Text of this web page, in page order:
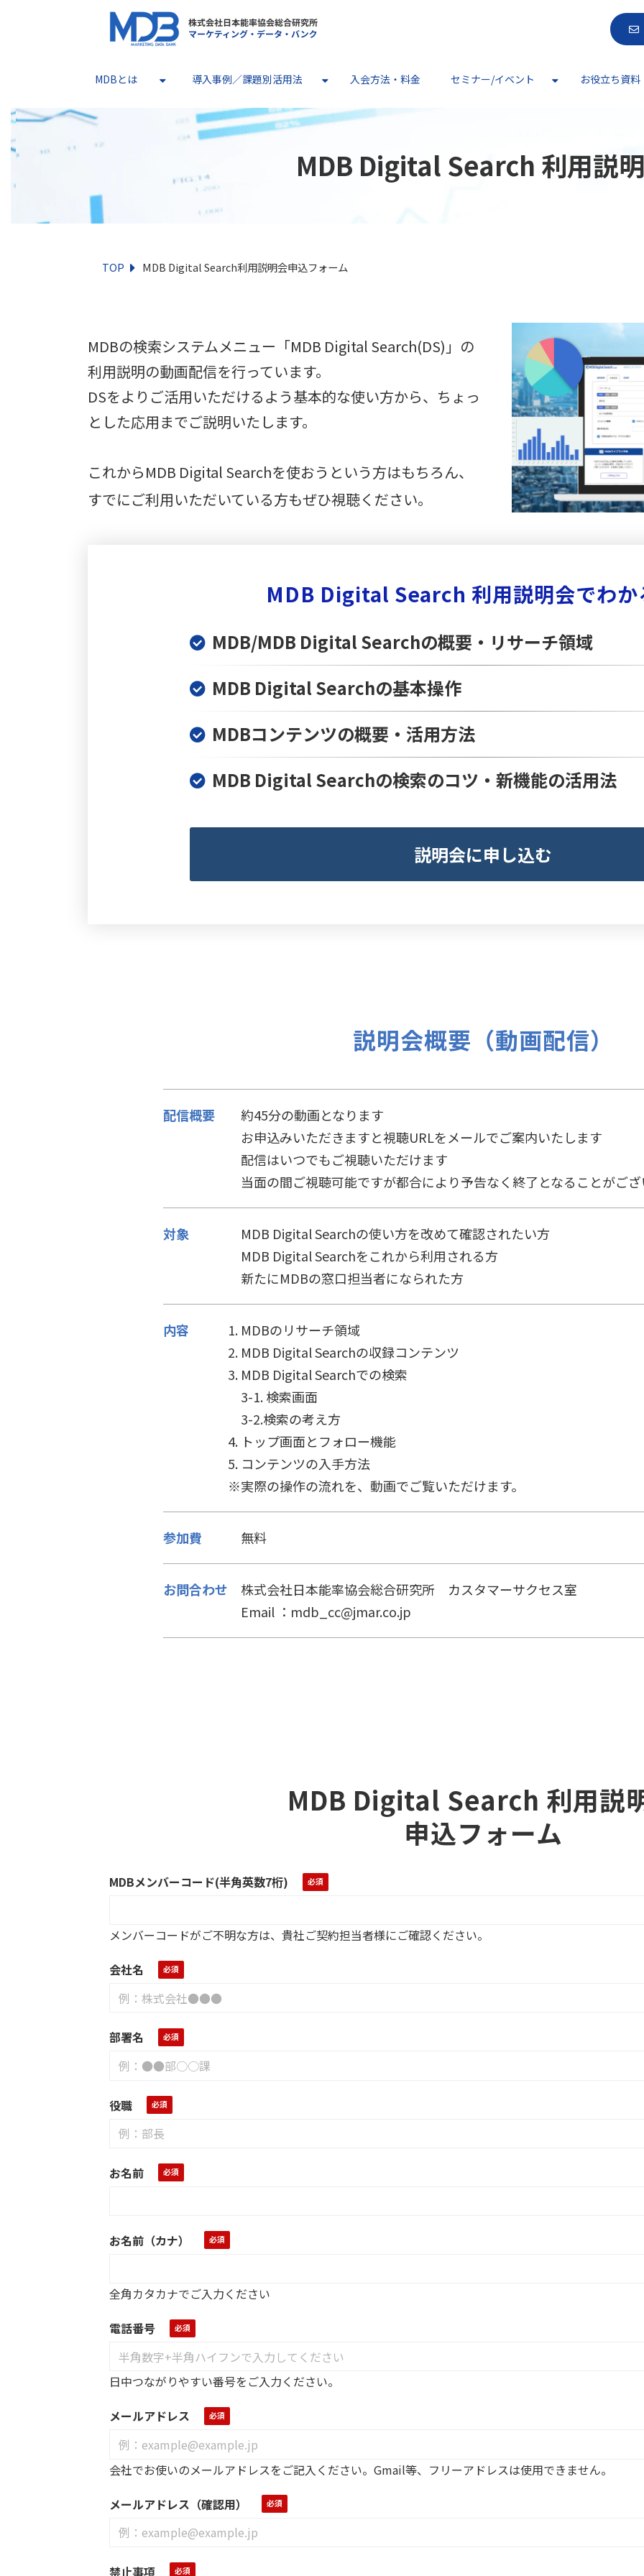
MDBとは 導入事例／課題別活用法 入会方法・料金 セミナー/イベント お役立ち資料
MDB Digital Search 利用説
TOP MDB Digital Search利用説明会申込フォーム
MDBの検索システムメニュー「MDB Digital Search(DS)」の
利用説明の動画配信を行っています。
DSをよりご活用いただけるよう基本的な使い方から、ちょっ
とした応用までご説明いたします。
これからMDB Digital Searchを使おうという方はもちろん、
すでにご利用いただいている方もぜひ視聴ください。
MDB Digital Search 利用説明会でわか
MDB/MDB Digital Searchの概要・リサーチ領域
MDB Digital Searchの基本操作
MDBコンテンツの概要・活用方法
MDB Digital Searchの検索のコツ・新機能の活用法
説明会に申し込む
説明会概要（動画配信）
配信概要 約45分の動画となります
お申込みいただきますと視聴URLをメールでご案内いたします
配信はいつでもご視聴いただけます
当面の間ご視聴可能ですが都合により予告なく終了となることがござ
対象 MDB Digital Searchの使い方を改めて確認されたい方
MDB Digital Searchをこれから利用される方
新たにMDBの窓口担当者になられた方
内容 1. MDBのリサーチ領域
2. MDB Digital Searchの収録コンテンツ
3. MDB Digital Searchでの検索
3-1. 検索画面
3-2.検索の考え方
4. トップ画面とフォロー機能
5. コンテンツの入手方法
※実際の操作の流れを、動画でご覧いただけます。
参加費 無料
お問合わせ 株式会社日本能率協会総合研究所 カスタマーサクセス室
Email ：mdb_cc@jmar.co.jp
MDB Digital Search 利用説
申込フォーム
MDBメンバーコード(半角英数7桁)
メンバーコードがご不明な方は、貴社ご契約担当者様にご確認ください。
会社名
部署名
役職
お名前
お名前（カナ）
全角カタカナでご入力ください
電話番号
日中つながりやすい番号をご入力ください。
メールアドレス
会社でお使いのメールアドレスをご記入ください。Gmail等、フリーアドレスは使用できません。
メールアドレス（確認用）
禁止事項